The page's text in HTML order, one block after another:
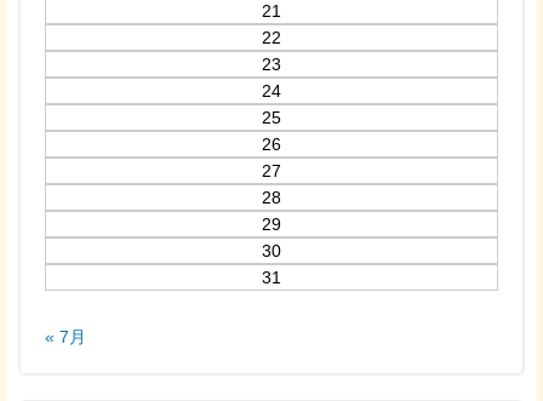
21
22
23
24
25
26
27
28
29
30
31
« 7月